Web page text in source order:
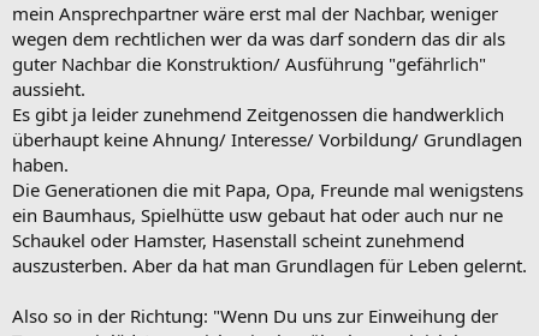
mein Ansprechpartner wäre erst mal der Nachbar, weniger
wegen dem rechtlichen wer da was darf sondern das dir als
guter Nachbar die Konstruktion/ Ausführung "gefährlich"
aussieht.
Es gibt ja leider zunehmend Zeitgenossen die handwerklich
überhaupt keine Ahnung/ Interesse/ Vorbildung/ Grundlagen
haben.
Die Generationen die mit Papa, Opa, Freunde mal wenigstens
ein Baumhaus, Spielhütte usw gebaut hat oder auch nur ne
Schaukel oder Hamster, Hasenstall scheint zunehmend
auszusterben. Aber da hat man Grundlagen für Leben gelernt.
Also so in der Richtung: "Wenn Du uns zur Einweihung der